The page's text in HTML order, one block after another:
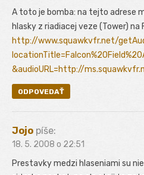
A toto je bomba: na tejto adrese
hlasky z riadiacej veze (Tower) na
http://www.squawkvfr.net/
&audioURL=http://
ODPOVEDAŤ
Jojo píše:
18. 5. 2008 o 22:51
Prestavky medzi hlaseniami su